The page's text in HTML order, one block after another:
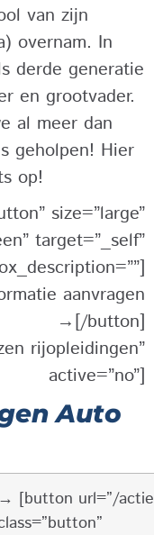
van zijn
overnam. In
derde generatie
en grootvader.
al meer dan
geholpen! Hier
op!
size=”large”
target=”_self”
aanvragen
→[/button]
rijopleidingen”
active=”no”]
Auto
→ [button url=”/